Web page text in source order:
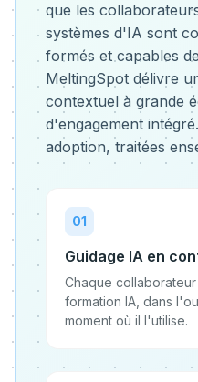
que les
systèmes d'IA sont
formés et capables
MeltingSpot délivre
contextuel à grande
d'engagement
adoption, traitées
01
Guidage IA en
Chaque
formation IA, dans
moment où il l'utilise.